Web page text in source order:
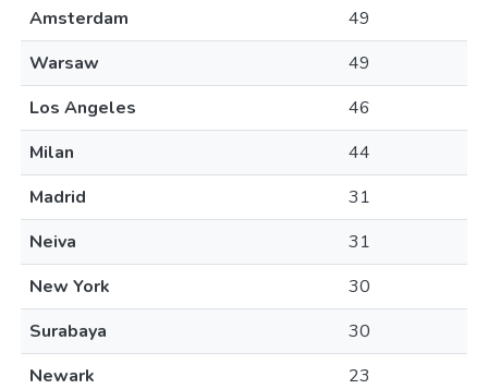
Amsterdam
49
Warsaw
49
Los Angeles
46
Milan
44
Madrid
31
Neiva
31
New York
30
Surabaya
30
Newark
23